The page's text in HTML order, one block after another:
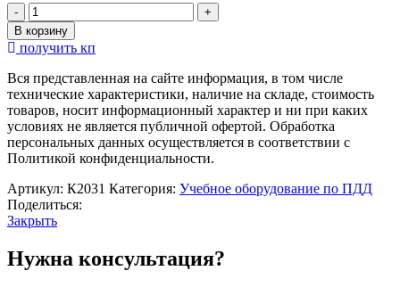
Количество
товара
Комплект
"Наклонная
доска"
В корзину
получить кп
Вся представленная на сайте информация, в том числе
технические характеристики, наличие на складе, стоимость
товаров, носит информационный характер и ни при каких
условиях не является публичной офертой. Обработка
персональных данных осуществляется в соответствии с
Политикой конфиденциальности.
Артикул: К2031 Категория: Учебное оборудование по ПДД
Поделиться:
Закрыть
Нужна консультация?